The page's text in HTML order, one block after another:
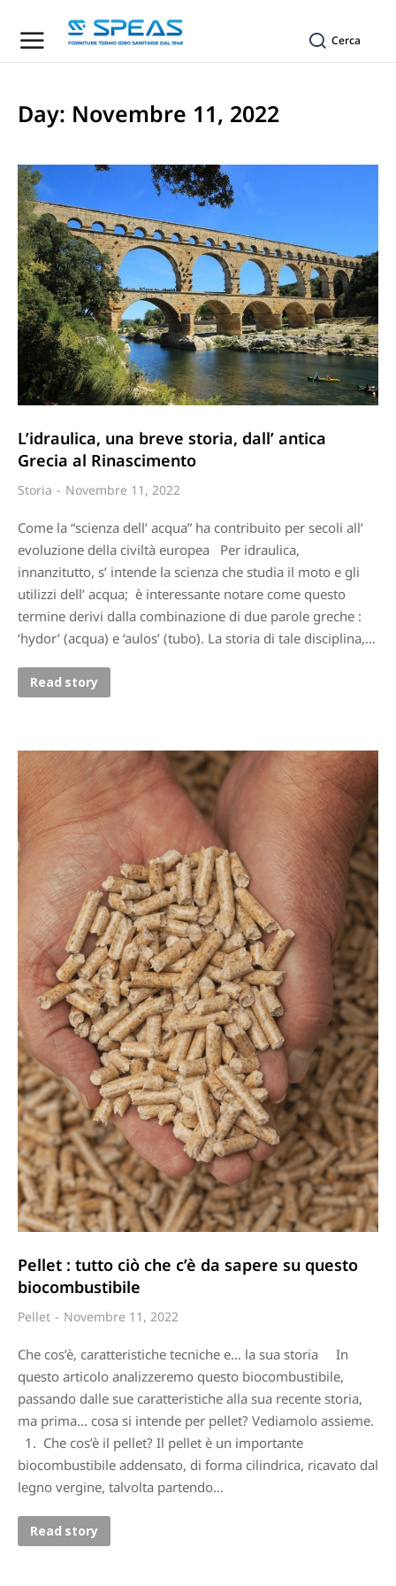
Cerca
Day: Novembre 11, 2022
L’idraulica, una breve storia, dall’ antica
Grecia al Rinascimento
Storia Novembre 11, 2022
Come la “scienza dell’ acqua” ha contribuito per secoli all’
evoluzione della civiltà europea Per idraulica,
innanzitutto, s’ intende la scienza che studia il moto e gli
utilizzi dell’ acqua; è interessante notare come questo
termine derivi dalla combinazione di due parole greche :
‘hydor’ (acqua) e ‘aulos’ (tubo). La storia di tale disciplina,…
Read story
Pellet : tutto ciò che c’è da sapere su questo
biocombustibile
Pellet Novembre 11, 2022
Che cos’è, caratteristiche tecniche e… la sua storia In
questo articolo analizzeremo questo biocombustibile,
passando dalle sue caratteristiche alla sua recente storia,
ma prima… cosa si intende per pellet? Vediamolo assieme.
1. Che cos’è il pellet? Il pellet è un importante
biocombustibile addensato, di forma cilindrica, ricavato dal
legno vergine, talvolta partendo…
Read story